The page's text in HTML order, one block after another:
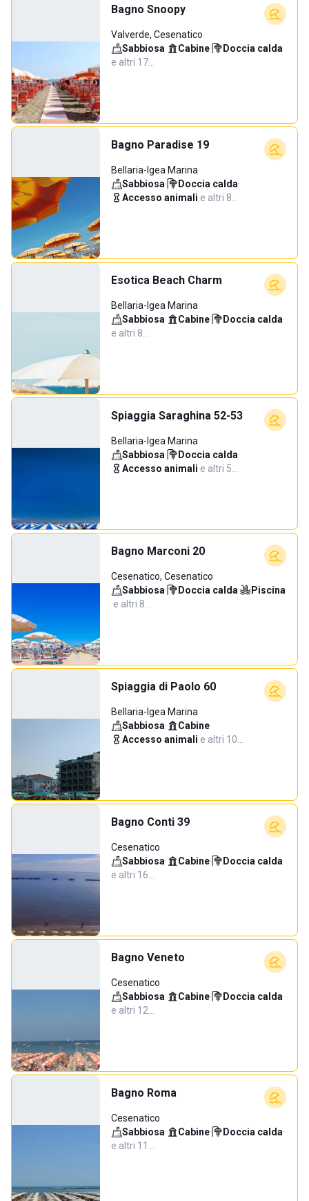
Bagno Snoopy
Valverde, Cesenatico
Sabbiosa· Cabine· Doccia calda·
e altri 17…
Bagno Paradise 19
Bellaria-Igea Marina
Sabbiosa· Doccia calda·
Accesso animali·e altri 8…
Esotica Beach Charm
Bellaria-Igea Marina
Sabbiosa· Cabine· Doccia calda·
e altri 8…
Spiaggia Saraghina 52-53
Bellaria-Igea Marina
Sabbiosa· Doccia calda·
Accesso animali·e altri 5…
Bagno Marconi 20
Cesenatico, Cesenatico
Sabbiosa· Doccia calda·
Piscina
·e altri 8…
Spiaggia di Paolo 60
Bellaria-Igea Marina
Sabbiosa· Cabine·
Accesso animali·e altri 10…
Bagno Conti 39
Cesenatico
Sabbiosa· Cabine· Doccia calda·
e altri 16…
Bagno Veneto
Cesenatico
Sabbiosa· Cabine· Doccia calda·
e altri 12…
Bagno Roma
Cesenatico
Sabbiosa· Cabine· Doccia calda·
e altri 11…